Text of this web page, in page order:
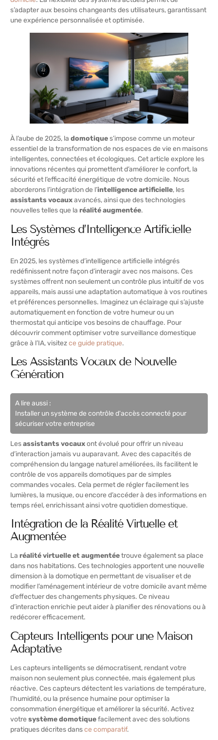
s’adapter aux besoins changeants des utilisateurs, garantissant
une expérience personnalisée et optimisée.
À l’aube de 2025, la domotiques’impose comme un moteur
essentiel de la transformation de nos espaces de vie en maisons
intelligentes, connectées et écologiques. Cet article explore les
innovations récentes qui promettent d’améliorer le confort, la
sécurité et l’efficacité énergétique de votre domicile. Nous
aborderons l’intégration de l’intelligence artificielle, les
assistants vocauxavancés, ainsi que des technologies
nouvelles telles que la réalité augmentée.
Les Systèmes d’Intelligence Artificielle
Intégrés
En 2025, les systèmes d’intelligence artificielle intégrés
redéfinissent notre façon d’interagir avec nos maisons. Ces
systèmes offrent non seulement un contrôle plus intuitif de vos
appareils, mais aussi une adaptation automatique à vos routines
et préférences personnelles. Imaginez un éclairage qui s’ajuste
automatiquement en fonction de votre humeur ou un
thermostat qui anticipe vos besoins de chauffage. Pour
découvrir comment optimiser votre surveillance domestique
grâce à l’IA, visitezce guide pratique.
Les Assistants Vocaux de Nouvelle
Génération
A lire aussi :
Installer un système de contrôle d'accès connecté pour
sécuriser votre entreprise
Lesassistants vocauxont évolué pour offrir un niveau
d’interaction jamais vu auparavant. Avec des capacités de
compréhension du langage naturel améliorées, ils facilitent le
contrôle de vos appareils domotiques par de simples
commandes vocales. Cela permet de régler facilement les
lumières, la musique, ou encore d’accéder à des informations en
temps réel, enrichissant ainsi votre quotidien domestique.
Intégration de la Réalité Virtuelle et
Augmentée
La réalité virtuelle et augmentéetrouve également sa place
dans nos habitations. Ces technologies apportent une nouvelle
dimension à la domotique en permettant de visualiser et de
modifier l’aménagement intérieur de votre domicile avant même
d’effectuer des changements physiques. Ce niveau
d’interaction enrichie peut aider à planifier des rénovations ou à
redécorer efficacement.
Capteurs Intelligents pour une Maison
Adaptative
Les capteurs intelligents se démocratisent, rendant votre
maison non seulement plus connectée, mais également plus
réactive. Ces capteurs détectent les variations de température,
l’humidité, ou la présence humaine pour optimiser la
consommation énergétique et améliorer la sécurité. Activez
votre système domotiquefacilement avec des solutions
pratiques décrites dansce comparatif.